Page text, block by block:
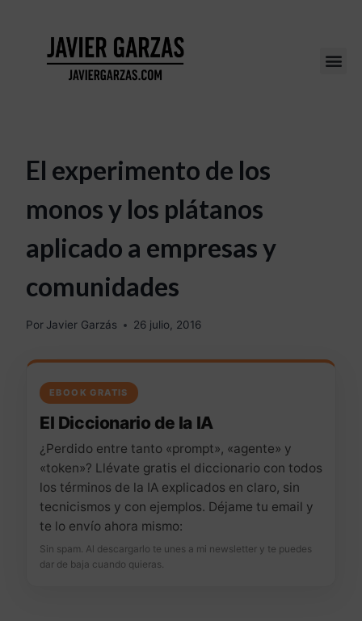
El experimento de los
monos y los plátanos
aplicado a empresas y
comunidades
Por Javier Garzás 26 julio, 2016
EBOOK GRATIS
El Diccionario de la IA
¿Perdido entre tanto «prompt», «agente» y
«token»? Llévate gratis el diccionario con todos
los términos de la IA explicados en claro, sin
tecnicismos y con ejemplos. Déjame tu email y
te lo envío ahora mismo:
Sin spam. Al descargarlo te unes a mi newsletter y te puedes
dar de baja cuando quieras.